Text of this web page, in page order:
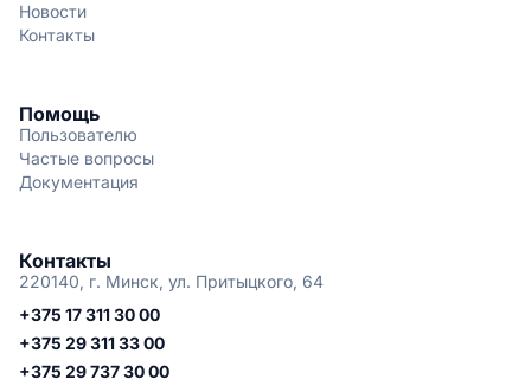
Новости
Контакты
Помощь
Пользователю
Частые вопросы
Документация
Контакты
220140, г. Минск, ул. Притыцкого, 64
+375 17 311 30 00
+375 29 311 33 00
+375 29 737 30 00